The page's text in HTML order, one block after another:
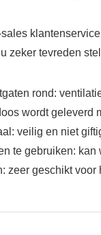
zeker tevreden
rond:
wordt geleverd
veilig en niet
te gebruiken:
zeer geschikt